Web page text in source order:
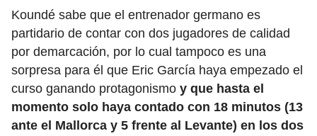
Koundé sabe que el entrenador germano es
partidario de contar con dos jugadores de calidad
por demarcación, por lo cual tampoco es una
sorpresa para él que Eric García haya empezado el
curso ganando protagonismo y que hasta el
momento solo haya contado con 18 minutos (13
ante el Mallorca y 5 frente al Levante) en los dos